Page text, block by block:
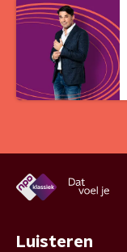
Luisteren